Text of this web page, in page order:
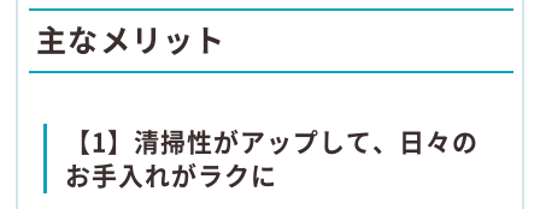
主なメリット
【1】清掃性がアップして、日々の
お手入れがラクに